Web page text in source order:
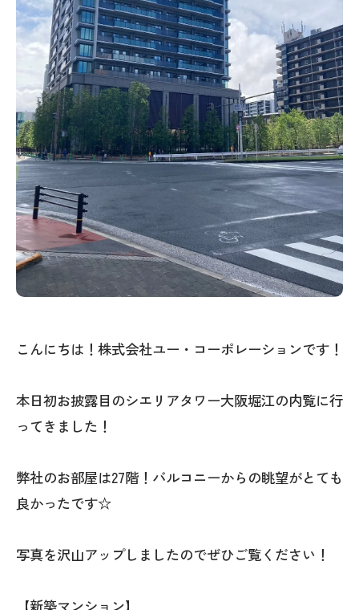
こんにちは！株式会社ユー・コーポレーションです！
本日初お披露目のシエリアタワー大阪堀江の内覧に行
ってきました！
弊社のお部屋は27階！バルコニーからの眺望がとても
良かったです☆
写真を沢山アップしましたのでぜひご覧ください！
【新築マンション】